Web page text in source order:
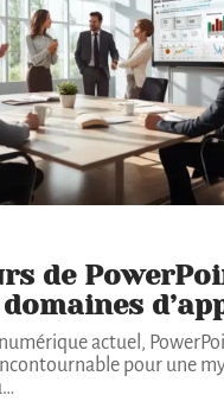
de
actuel,
pour une
…